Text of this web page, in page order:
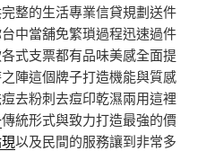
整的生活專業信貸規劃送件
中當舖免繁瑣過程迅速過件
式支票都有品味美感全面提
陣這個牌子打造機能與質感
去粉刺去痘印乾濕兩用這裡
傳統形式與致力打造最強的價
以及民間的服務讓到非常多